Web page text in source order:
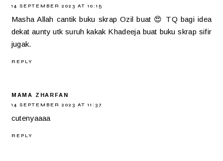
14 SEPTEMBER 2023 AT 10:15
Masha Allah cantik buku skrap Ozil buat 😍 TQ bagi idea
dekat aunty utk suruh kakak Khadeeja buat buku skrap sifir
jugak.
REPLY
MAMA ZHARFAN
14 SEPTEMBER 2023 AT 11:37
cutenyaaaa
REPLY